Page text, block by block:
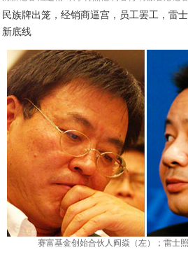
民族牌出笼，经销商逼宫，员工罢工，雷
新底线
赛富基金创始合伙人阎焱（左）；雷士